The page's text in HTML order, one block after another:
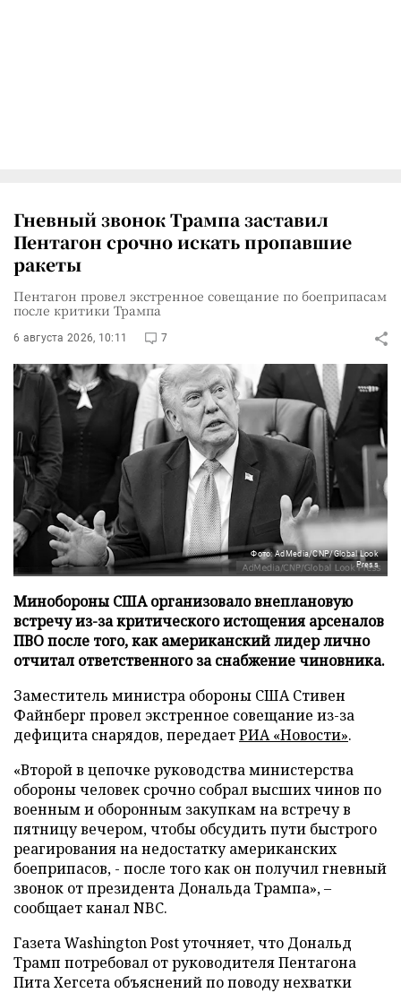
Гневный звонок Трампа заставил
Пентагон срочно искать пропавшие
ракеты
Пентагон провел экстренное совещание по боеприпасам
после критики Трампа
6 августа 2026, 10:11 7
Фото: AdMedia/CNP/Global Look
Press
Минобороны США организовало внеплановую
встречу из-за критического истощения арсеналов
ПВО после того, как американский лидер лично
отчитал ответственного за снабжение чиновника.
Заместитель министра обороны США Стивен
Файнберг провел экстренное совещание из-за
дефицита снарядов, передаетРИА «Новости».
«Второй в цепочке руководства министерства
обороны человек срочно собрал высших чинов по
военным и оборонным закупкам на встречу в
пятницу вечером, чтобы обсудить пути быстрого
реагирования на недостатку американских
боеприпасов, - после того как он получил гневный
звонок от президента Дональда Трампа», –
сообщает канал NBC.
Газета Washington Post уточняет, что Дональд
Трамп потребовал от руководителя Пентагона
Пита Хегсета объяснений по поводу нехватки